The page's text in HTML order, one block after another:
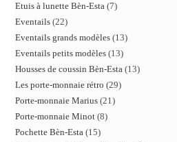
Etuis à lunette Bèn-Esta 7
Eventails 22
Eventails grands modèles 13
Eventails petits modèles 13
Housses de coussin Bèn-Esta 13
Les porte-monnaie rétro 29
Porte-monnaie Marius 21
Porte-monnaie Minot 8
Pochette Bèn-Esta 15